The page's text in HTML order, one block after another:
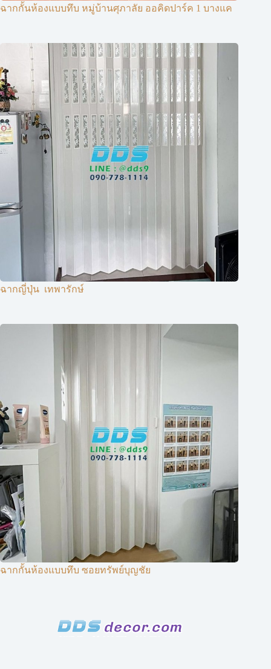
ฉากกั้นห้องแบบทึบ หมู่บ้านศุภาลัย ออคิดปาร์ค 1 บางแค
ฉากญี่ปุ่น ​ เทพารักษ์
ฉากกั้นห้องแบบทึบ ซอยทรัพย์บุญชัย